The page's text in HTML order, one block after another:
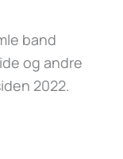
band
og andre
2022.